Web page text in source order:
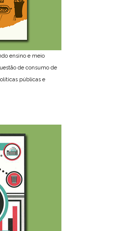
ensino e meio
de consumo de
públicas e